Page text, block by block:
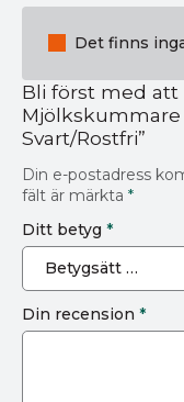
Det finns
Bli först med att
Mjölkskummare
Svart/Rostfri”
Din e-postadress
fält är märkta *
Ditt betyg *
Din recension *